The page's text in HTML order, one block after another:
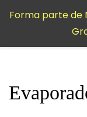
contenido
Forma parte de